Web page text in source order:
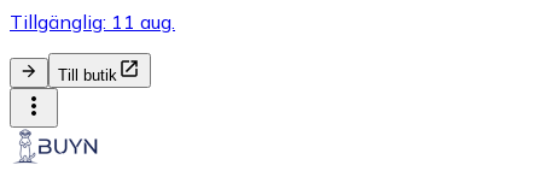
Tillgänglig: 11 aug.
Till butik